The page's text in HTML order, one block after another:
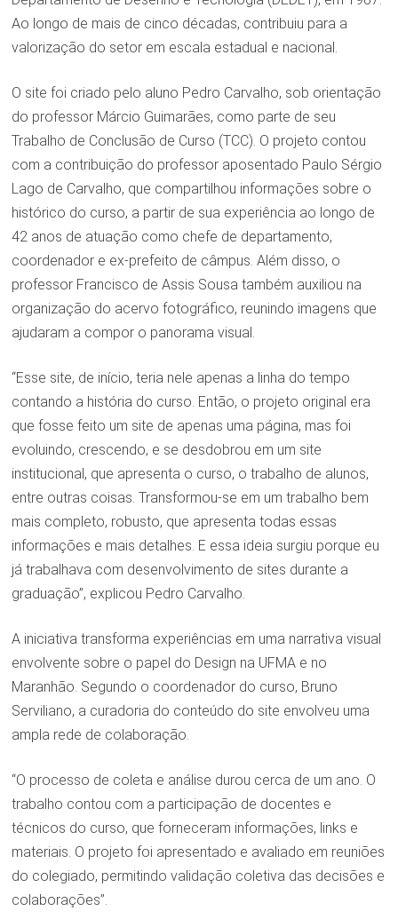
Ao longo de mais de cinco décadas, contribuiu para a
valorização do setor em escala estadual e nacional.
O site foi criado pelo aluno Pedro Carvalho, sob orientação
do professor Márcio Guimarães, como parte de seu
Trabalho de Conclusão de Curso (TCC). O projeto contou
com a contribuição do professor aposentado Paulo Sérgio
Lago de Carvalho, que compartilhou informações sobre o
histórico do curso, a partir de sua experiência ao longo de
42 anos de atuação como chefe de departamento,
coordenador e ex-prefeito de câmpus. Além disso, o
professor Francisco de Assis Sousa também auxiliou na
organização do acervo fotográfico, reunindo imagens que
ajudaram a compor o panorama visual.
“Esse site, de início, teria nele apenas a linha do tempo
contando a história do curso. Então, o projeto original era
que fosse feito um site de apenas uma página, mas foi
evoluindo, crescendo, e se desdobrou em um site
institucional, que apresenta o curso, o trabalho de alunos,
entre outras coisas. Transformou-se em um trabalho bem
mais completo, robusto, que apresenta todas essas
informações e mais detalhes. E essa ideia surgiu porque eu
já trabalhava com desenvolvimento de sites durante a
graduação”, explicou Pedro Carvalho.
A iniciativa transforma experiências em uma narrativa visual
envolvente sobre o papel do Design na UFMA e no
Maranhão. Segundo o coordenador do curso, Bruno
Serviliano, a curadoria do conteúdo do site envolveu uma
ampla rede de colaboração.
“O processo de coleta e análise durou cerca de um ano. O
trabalho contou com a participação de docentes e
técnicos do curso, que forneceram informações, links e
materiais. O projeto foi apresentado e avaliado em reuniões
do colegiado, permitindo validação coletiva das decisões e
colaborações”.